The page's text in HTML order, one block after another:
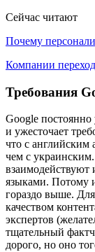
Сейчас читают
Почему
Компании
Требования
Google
и ужесточает
что с английским
чем с
взаимодействуют
языками. Потому
гораздо выше.
качеством
экспертов
тщательный
дорого, но оно